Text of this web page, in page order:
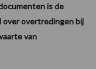
is de
over overtredingen bij
van